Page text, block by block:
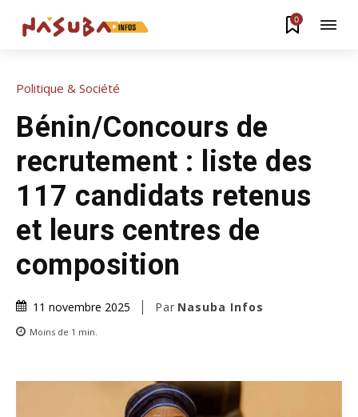
0
Politique & Société
Bénin/Concours de
recrutement : liste des
117 candidats retenus
et leurs centres de
composition
11 novembre 2025 Par Nasuba Infos
Moins de 1 min.